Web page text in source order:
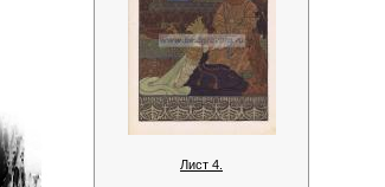
Лист 4.